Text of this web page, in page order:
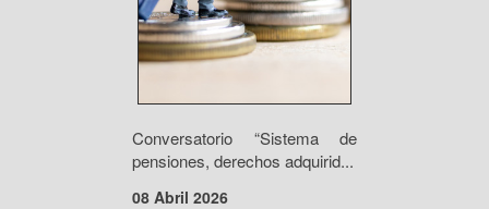
Conversatorio “Sistema de
pensiones, derechos adquirid...
08 Abril 2026